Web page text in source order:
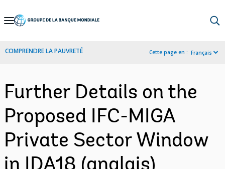
Skip
Navigation
COMPRENDRE LA PAUVRETÉ Cette page en : Français
Further Details on the
Proposed IFC-MIGA
Private Sector Window